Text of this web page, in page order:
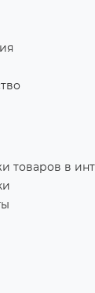
товаров в